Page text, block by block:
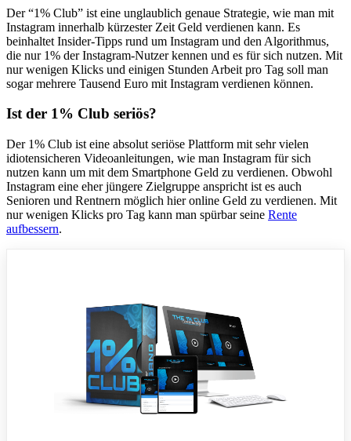
Der “1% Club” ist eine unglaublich genaue Strategie, wie man mit
Instagram innerhalb kürzester Zeit Geld verdienen kann. Es
beinhaltet Insider-Tipps rund um Instagram und den Algorithmus,
die nur 1% der Instagram-Nutzer kennen und es für sich nutzen. Mit
nur wenigen Klicks und einigen Stunden Arbeit pro Tag soll man
sogar mehrere Tausend Euro mit Instagram verdienen können.
Ist der 1% Club seriös?
Der 1% Club ist eine absolut seriöse Plattform mit sehr vielen
idiotensicheren Videoanleitungen, wie man Instagram für sich
nutzen kann um mit dem Smartphone Geld zu verdienen. Obwohl
Instagram eine eher jüngere Zielgruppe anspricht ist es auch
Senioren und Rentnern möglich hier online Geld zu verdienen. Mit
nur wenigen Klicks pro Tag kann man spürbar seine Rente
aufbessern.